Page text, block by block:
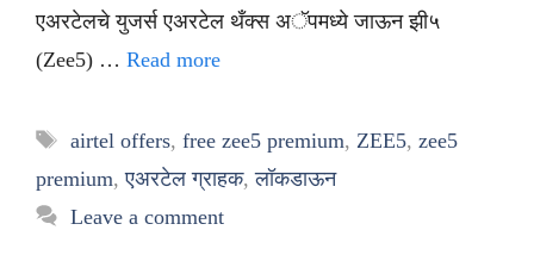
एअरटेलचे युजर्स एअरटेल थँक्स अॅपमध्ये जाऊन झी५
(Zee5) … Read more
Tags
airtel offers, free zee5 premium, ZEE5, zee5
premium,एअरटेल ग्राहक,लॉकडाऊन
Leave a comment